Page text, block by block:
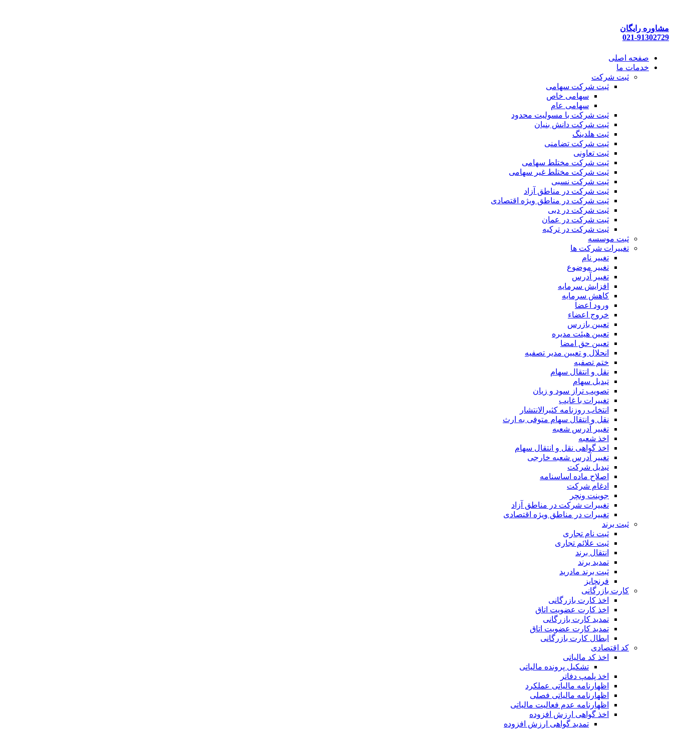
محتوا
مشاوره رایگان
021-91302729
صفحه اصلی
خدمات ما
ثبت شرکت
ثبت شرکت سهامی
سهامی خاص
سهامی عام
ثبت شرکت با مسولیت محدود
ثبت شرکت دانش بنیان
ثبت هلدینگ
ثبت شرکت تضامنی
ثبت تعاونی
ثبت شرکت مختلط سهامی
ثبت شرکت مختلط غیر سهامی
ثبت شرکت نسبی
ثبت شرکت در مناطق آزاد
ثبت شرکت در مناطق ویژه اقتصادی
ثبت شرکت در دبی
ثبت شرکت در عمان
ثبت شرکت در ترکیه
ثبت موسسه
تغییرات شرکت ها
تغییر نام
تغییر موضوع
تغییر آدرس
افزایش سرمایه
کاهش سرمایه
ورود اعضا
خروج اعضاء
تعیین بازرس
تعیین هیئت مدیره
تعیین حق امضا
انحلال و تعیین مدیر تصفیه
ختم تصفیه
نقل و انتقال سهام
تبدیل سهام
تصویب تراز سود و زیان
تغییرات با غایب
انتخاب روزنامه کثیرالانتشار
نقل و انتقال سهام متوفی به ارث
تغییر آدرس شعبه
اخذ شعبه
اخذ گواهی نقل و انتقال سهام
تغییر آدرس شعبه خارجی
تبدیل شرکت
اصلاح ماده اساسنامه
ادغام شرکت
جوینت ونچر
تغییرات شرکت در مناطق آزاد
تغییرات در مناطق ویژه اقتصادی
ثبت برند
ثبت نام تجاری
ثبت علائم تجاری
انتقال برند
تمدید برند
ثبت برند مادرید
فرنچایز
کارت بازرگانی
اخذ کارت بازرگانی
اخذ کارت عضویت اتاق
تمدید کارت بازرگانی
تمدید کارت عضویت اتاق
ابطال کارت بازرگانی
کد اقتصادی
اخذ کد مالیاتی
تشکیل پرونده مالیاتی
اخذ پلمپ دفاتر
اظهارنامه مالیاتی عملکرد
اظهارنامه مالیاتی فصلی
اظهارنامه عدم فعالیت مالیاتی
اخذ گواهی ارزش افزوده
تمدید گواهی ارزش افزوده